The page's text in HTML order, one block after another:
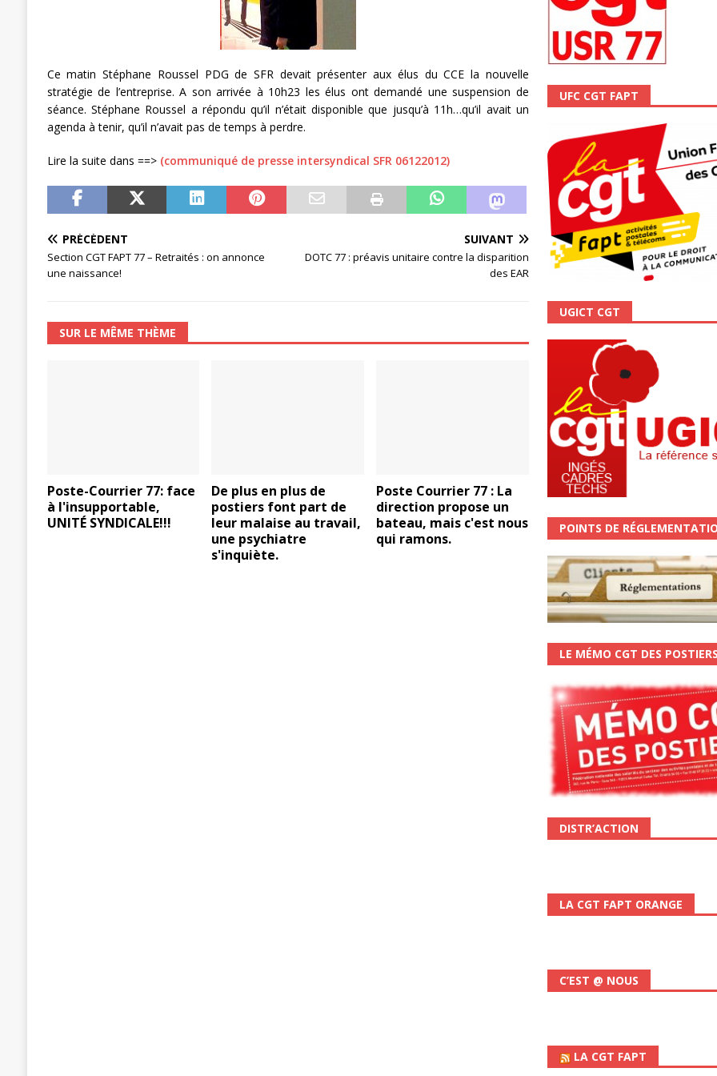
[ 3 janvier 2024 ]
Ce matin Stéphane Roussel PDG de SFR devait présenter aux élus du CCE la nouvelle
stratégie de l’entreprise. A son arrivée à 10h23 les élus ont demandé une suspension de
séance. Stéphane Roussel a répondu qu’il n’était disponible que jusqu’à 11h…qu’il avait un
agenda à tenir, qu’il n’avait pas de temps à perdre.
Lire la suite dans ==> (communiqué de presse intersyndical SFR 06122012)
PRÉCÉDENT
Section CGT FAPT 77 – Retraités : on annonce
une naissance!
SUIVANT
DOTC 77 : préavis unitaire contre la disparition
des EAR
SUR LE MÊME THÈME
Poste-Courrier 77: face
à l'insupportable,
UNITÉ SYNDICALE!!!
De plus en plus de
postiers font part de
leur malaise au travail,
une psychiatre
s'inquiète.
Poste Courrier 77 : La
direction propose un
bateau, mais c'est nous
qui ramons.
UFC CGT FAPT
UGICT CGT
POINTS DE
LE MÉMO CGT DES
DISTR’ACTION
LA CGT FAPT ORANGE
C’EST @ NOUS
LA CGT FAPT